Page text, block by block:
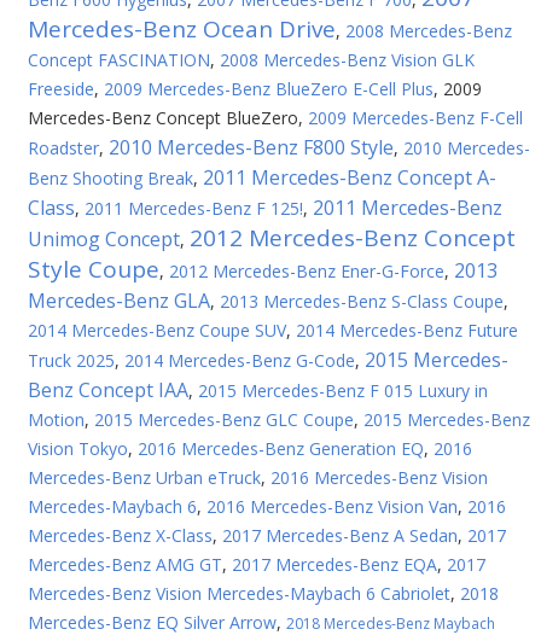
Mercedes-Benz Ocean Drive, 2008 Mercedes-Benz
Concept FASCINATION, 2008 Mercedes-Benz Vision GLK
Freeside, 2009 Mercedes-Benz BlueZero E-Cell Plus, 2009
Mercedes-Benz Concept BlueZero, 2009 Mercedes-Benz F-Cell
Roadster, 2010 Mercedes-Benz F800 Style, 2010 Mercedes-
Benz Shooting Break, 2011 Mercedes-Benz Concept A-
Class, 2011 Mercedes-Benz F 125!, 2011 Mercedes-Benz
Unimog Concept, 2012 Mercedes-Benz Concept
Style Coupe, 2012 Mercedes-Benz Ener-G-Force, 2013
Mercedes-Benz GLA, 2013 Mercedes-Benz S-Class Coupe,
2014 Mercedes-Benz Coupe SUV, 2014 Mercedes-Benz Future
Truck 2025, 2014 Mercedes-Benz G-Code, 2015 Mercedes-
Benz Concept IAA, 2015 Mercedes-Benz F 015 Luxury in
Motion, 2015 Mercedes-Benz GLC Coupe, 2015 Mercedes-Benz
Vision Tokyo, 2016 Mercedes-Benz Generation EQ, 2016
Mercedes-Benz Urban eTruck, 2016 Mercedes-Benz Vision
Mercedes-Maybach 6, 2016 Mercedes-Benz Vision Van, 2016
Mercedes-Benz X-Class, 2017 Mercedes-Benz A Sedan, 2017
Mercedes-Benz AMG GT, 2017 Mercedes-Benz EQA, 2017
Mercedes-Benz Vision Mercedes-Maybach 6 Cabriolet, 2018
Mercedes-Benz EQ Silver Arrow, 2018 Mercedes-Benz Maybach